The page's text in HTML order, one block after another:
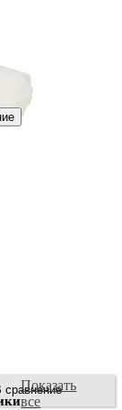
сравнение
Показать
все